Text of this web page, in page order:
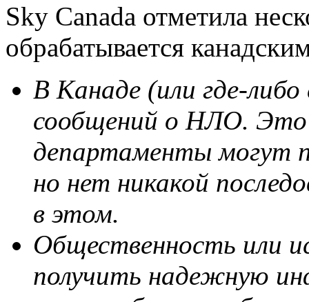
Sky Canada отметила
обрабатывается
В Канаде (или где-
сообщений о НЛО. Это
департаменты могут
но нет никакой
в этом.
Общественность или
получить надежную